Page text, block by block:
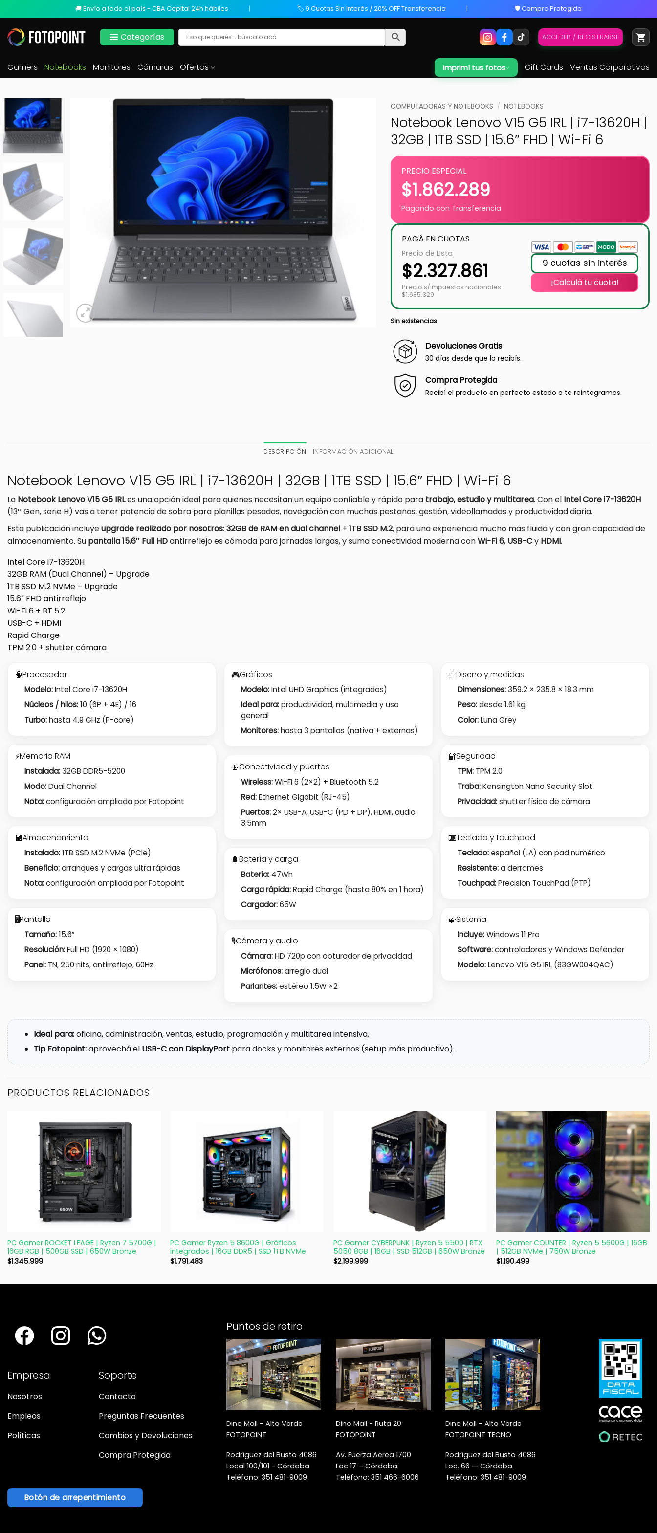
🚚 Envío a todo el país - CBA Capital 24h hábiles 🏷️ 9 Cuotas Sin Interés / 20% OFF Transferencia 🛡️ Compra Protegida
Categorías ACCEDER / REGISTRARSE
Gamers Notebooks Monitores Cámaras Ofertas Imprimí tus fotos Gift Cards Ventas Corporativas
COMPUTADORAS Y NOTEBOOKS / NOTEBOOKS
Notebook Lenovo V15 G5 IRL | i7-13620H |
32GB | 1TB SSD | 15.6″ FHD | Wi-Fi 6
PRECIO ESPECIAL
$1.862.289
Pagando con Transferencia
PAGÁ EN CUOTAS
Precio de Lista
$2.327.861
Precio s/impuestos nacionales:
$1.685.329
9 cuotas sin interés
¡Calculá tu cuota!
Sin existencias
Devoluciones Gratis
30 días desde que lo recibís.
Compra Protegida
Recibí el producto en perfecto estado o te reintegramos.
DESCRIPCIÓN INFORMACIÓN ADICIONAL
Notebook Lenovo V15 G5 IRL | i7-13620H | 32GB | 1TB SSD | 15.6″ FHD | Wi-Fi 6
La Notebook Lenovo V15 G5 IRLes una opción ideal para quienes necesitan un equipo confiable y rápido para trabajo, estudio y multitarea. Con el Intel Core i7-13620H
(13ª Gen, serie H) vas a tener potencia de sobra para planillas pesadas, navegación con muchas pestañas, gestión, videollamadas y productividad diaria.
Esta publicación incluyeupgrade realizado por nosotros: 32GB de RAM en dual channel + 1TB SSD M.2, para una experiencia mucho más fluida y con gran capacidad de
almacenamiento. Su pantalla 15.6″ Full HDantirreflejo es cómoda para jornadas largas, y suma conectividad moderna conWi-Fi 6, USB-Cy HDMI.
Intel Core i7-13620H
32GB RAM (Dual Channel) – Upgrade
1TB SSD M.2 NVMe – Upgrade
15.6″ FHD antirreflejo
Wi-Fi 6 + BT 5.2
USB-C + HDMI
Rapid Charge
TPM 2.0 + shutter cámara
🧠Procesador
Modelo:Intel Core i7-13620H
Núcleos / hilos:10 (6P + 4E) / 16
Turbo:hasta 4.9 GHz (P-core)
⚡Memoria RAM
Instalada:32GB DDR5-5200
Modo:Dual Channel
Nota:configuración ampliada por Fotopoint
💾Almacenamiento
Instalado:1TB SSD M.2 NVMe (PCIe)
Beneficio:arranques y cargas ultra rápidas
Nota:configuración ampliada por Fotopoint
🖥️Pantalla
Tamaño:15.6″
Resolución:Full HD (1920 × 1080)
Panel:TN, 250 nits, antirreflejo, 60Hz
🎮Gráficos
Modelo:Intel UHD Graphics (integrados)
Ideal para:productividad, multimedia y uso
general
Monitores:hasta 3 pantallas (nativa + externas)
📡Conectividad y puertos
Wireless:Wi-Fi 6 (2×2) + Bluetooth 5.2
Red:Ethernet Gigabit (RJ-45)
Puertos:2× USB-A, USB-C (PD + DP), HDMI, audio
3.5mm
🔋Batería y carga
Batería: 47Wh
Carga rápida:Rapid Charge (hasta 80% en 1 hora)
Cargador:65W
🎙️Cámara y audio
Cámara:HD 720p con obturador de privacidad
Micrófonos:arreglo dual
Parlantes:estéreo 1.5W ×2
📏Diseño y medidas
Dimensiones:359.2 × 235.8 × 18.3 mm
Peso:desde 1.61 kg
Color:Luna Grey
🔐Seguridad
TPM: TPM 2.0
Traba:Kensington Nano Security Slot
Privacidad:shutter físico de cámara
⌨️Teclado y touchpad
Teclado:español (LA) con pad numérico
Resistente:a derrames
Touchpad:Precision TouchPad (PTP)
🧩Sistema
Incluye:Windows 11 Pro
Software:controladores y Windows Defender
Modelo:Lenovo V15 G5 IRL (83GW004QAC)
Ideal para:oficina, administración, ventas, estudio, programación y multitarea intensiva.
Tip Fotopoint:aprovechá el USB-C con DisplayPortpara docks y monitores externos (setup más productivo).
PRODUCTOS RELACIONADOS
PC Gamer ROCKET LEAGE | Ryzen 7 5700G |
16GB RGB | 500GB SSD | 650W Bronze
$1.345.999
PC Gamer Ryzen 5 8600G | Gráficos
integrados | 16GB DDR5 | SSD 1TB NVMe
$1.791.483
PC Gamer CYBERPUNK | Ryzen 5 5500 | RTX
5050 8GB | 16GB | SSD 512GB | 650W Bronze
$2.199.999
PC Gamer COUNTER | Ryzen 5 5600G | 16GB
| 512GB NVMe | 750W Bronze
$1.190.499
Empresa
Nosotros
Empleos
Políticas
Soporte
Contacto
Preguntas Frecuentes
Cambios y Devoluciones
Compra Protegida
Botón de arrepentimiento
Puntos de retiro
Dino Mall - Alto Verde
FOTOPOINT
Rodríguez del Busto 4086
Local 100/101 - Córdoba
Teléfono: 351 481-9009
Dino Mall - Ruta 20
FOTOPOINT
Av. Fuerza Aerea 1700
Loc 17 – Córdoba.
Teléfono: 351 466-6006
Dino Mall - Alto Verde
FOTOPOINT TECNO
Rodríguez del Busto 4086
Loc. 66 — Córdoba.
Teléfono: 351 481-9009